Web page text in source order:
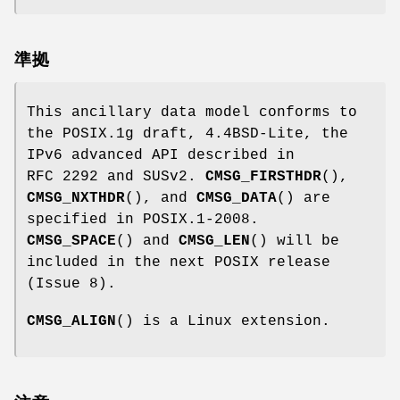
準拠
This ancillary data model conforms to
the POSIX.1g draft, 4.4BSD-Lite, the
IPv6 advanced API described in
RFC 2292 and SUSv2. CMSG_FIRSTHDR(),
CMSG_NXTHDR(), and CMSG_DATA() are
specified in POSIX.1-2008.
CMSG_SPACE() and CMSG_LEN() will be
included in the next POSIX release
(Issue 8).
CMSG_ALIGN() is a Linux extension.